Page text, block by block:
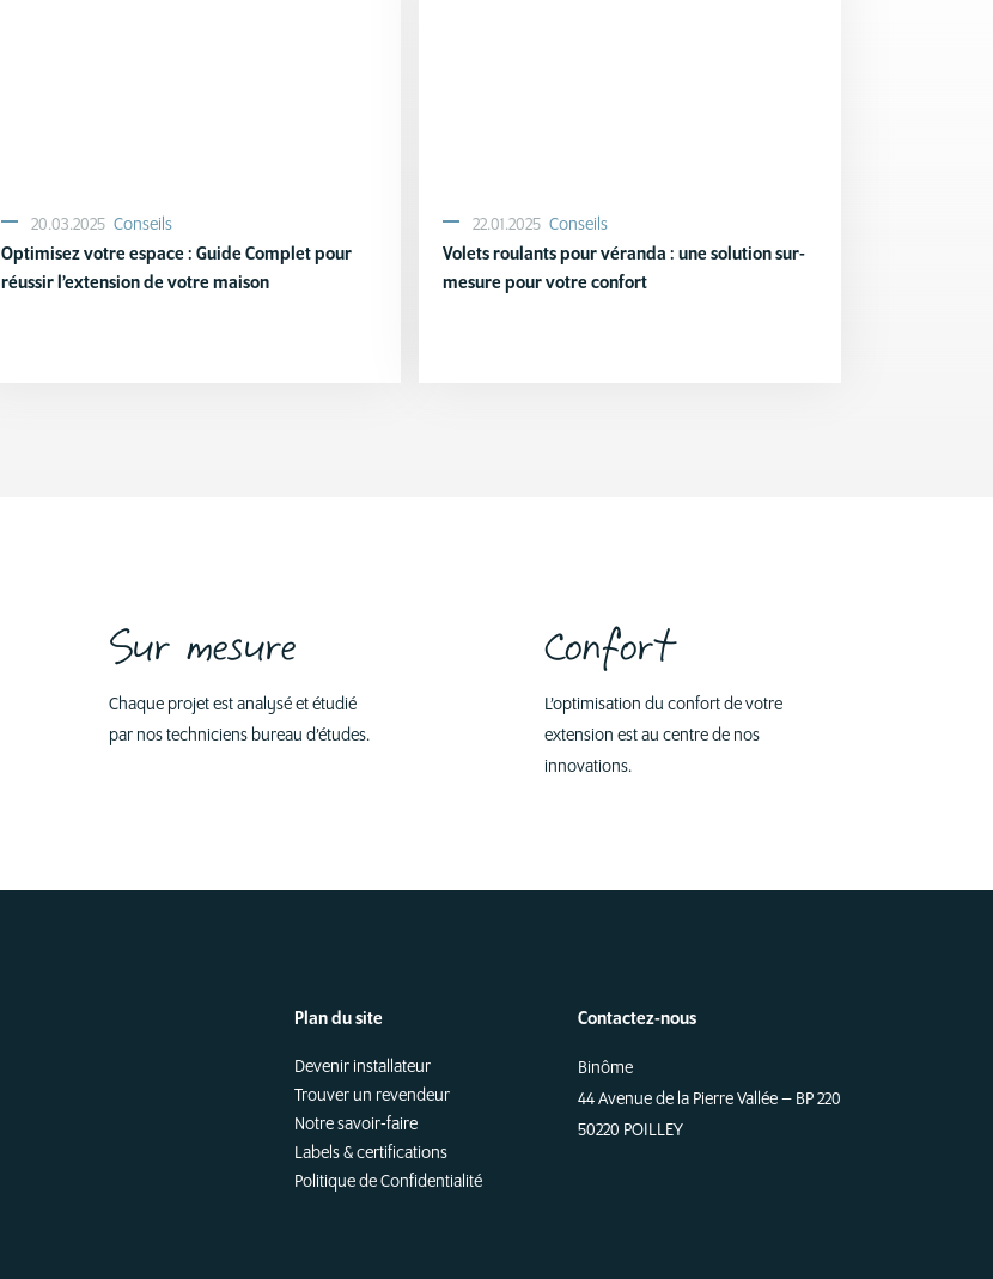
20.03.2025 Conseils
Optimisez votre espace : Guide Complet pour
réussir l’extension de votre maison
22.01.2025 Conseils
Volets roulants pour véranda : une solution sur-
mesure pour votre confort
Sur mesure
Chaque projet est analysé et étudié
par nos techniciens bureau d’études.
Confort
L’optimisation du confort de votre
extension est au centre de nos
innovations.
Plan du site
Devenir installateur
Trouver un revendeur
Notre savoir-faire
Labels & certifications
Politique de Confidentialité
Contactez-nous
Binôme
44 Avenue de la Pierre Vallée – BP 220
50220 POILLEY